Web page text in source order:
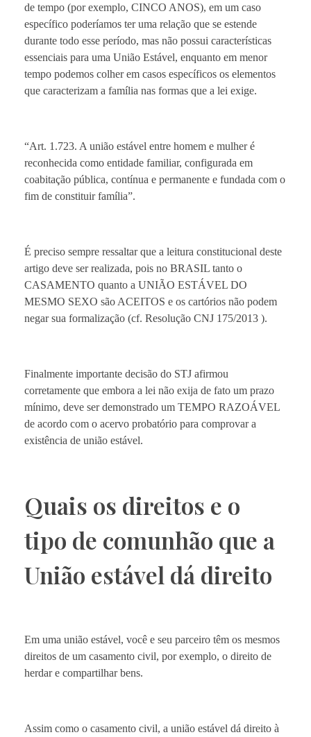
de tempo (por exemplo, CINCO ANOS), em um caso
específico poderíamos ter uma relação que se estende
durante todo esse período, mas não possui características
essenciais para uma União Estável, enquanto em menor
tempo podemos colher em casos específicos os elementos
que caracterizam a família nas formas que a lei exige.
“Art. 1.723. A união estável entre homem e mulher é
reconhecida como entidade familiar, configurada em
coabitação pública, contínua e permanente e fundada com o
fim de constituir família”.
É preciso sempre ressaltar que a leitura constitucional deste
artigo deve ser realizada, pois no BRASIL tanto o
CASAMENTO quanto a UNIÃO ESTÁVEL DO
MESMO SEXO são ACEITOS e os cartórios não podem
negar sua formalização (cf. Resolução CNJ 175/2013 ).
Finalmente importante decisão do STJ afirmou
corretamente que embora a lei não exija de fato um prazo
mínimo, deve ser demonstrado um TEMPO RAZOÁVEL
de acordo com o acervo probatório para comprovar a
existência de união estável.
Quais os direitos e o
tipo de comunhão que a
União estável dá direito
Em uma união estável, você e seu parceiro têm os mesmos
direitos de um casamento civil, por exemplo, o direito de
herdar e compartilhar bens.
Assim como o casamento civil, a união estável dá direito à